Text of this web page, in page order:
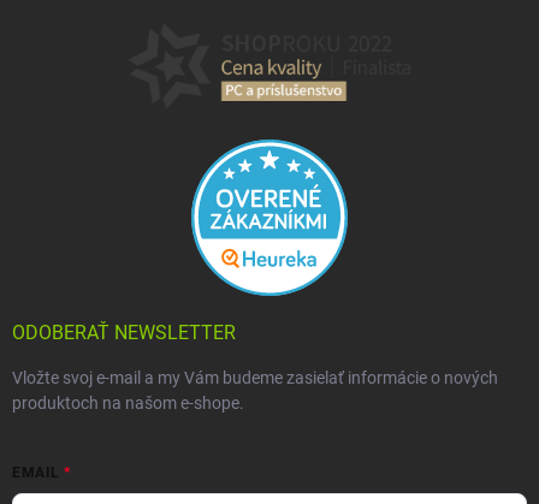
ODOBERAŤ NEWSLETTER
Vložte svoj e-mail a my Vám budeme zasielať informácie o nových
produktoch na našom e-shope.
EMAIL